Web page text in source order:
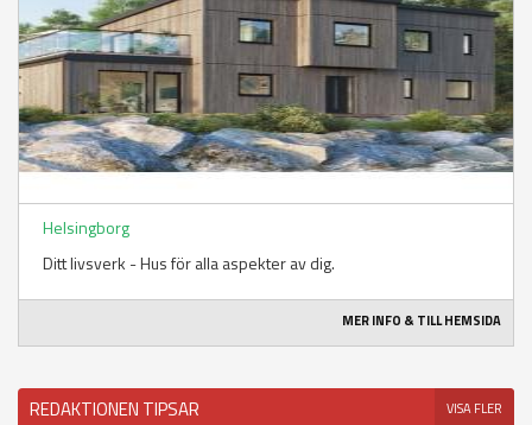
Helsingborg
Ditt livsverk - Hus för alla aspekter av dig.
MER INFO & TILL HEMSIDA
REDAKTIONEN TIPSAR VISA FLER